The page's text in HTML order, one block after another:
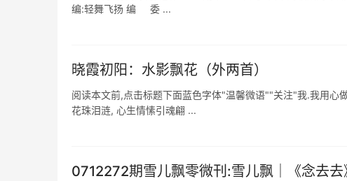
编:轻舞飞扬 编 委 ...
晓霞初阳：水影飘花（外两首）
阅读本文前,点击标题下面蓝色字体"温馨微语""关注"我.我用心
花珠泪涟, 心生情愫引魂翩 ...
0712272期雪儿飘零微刊:雪儿飘｜《念去去